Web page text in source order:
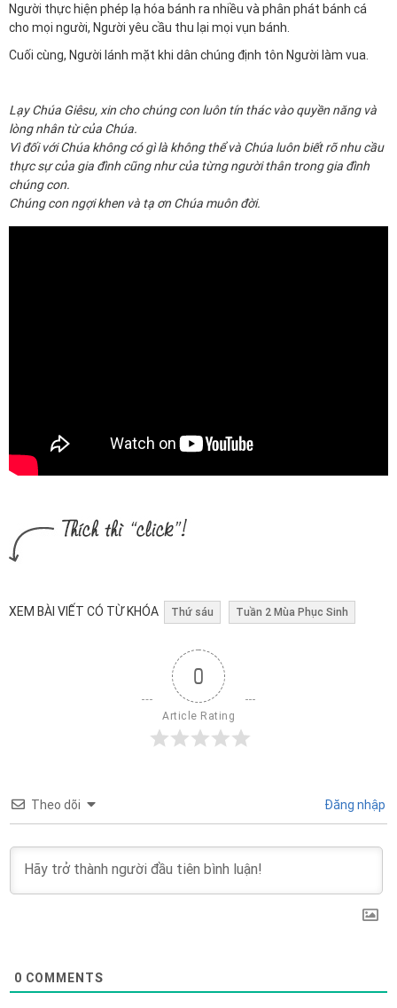
Người thực hiện phép lạ hóa bánh ra nhiều và phân phát bánh cá
cho mọi người, Người yêu cầu thu lại mọi vụn bánh.
Cuối cùng, Người lánh mặt khi dân chúng định tôn Người làm vua.
Lạy Chúa Giêsu, xin cho chúng con luôn tín thác vào quyền năng và
lòng nhân từ của Chúa.
Vì đối với Chúa không có gì là không thể và Chúa luôn biết rõ nhu cầu
thực sự của gia đình cũng như của từng người thân trong gia đình
chúng con.
Chúng con ngợi khen và tạ ơn Chúa muôn đời.
XEM BÀI VIẾT CÓ TỪ KHÓA Thứ sáu Tuần 2 Mùa Phục Sinh
0
Article Rating
Theo dõi Đăng nhập
0 COMMENTS